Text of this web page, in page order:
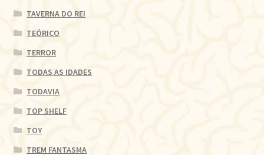
TAVERNA DO REI
TEÓRICO
TERROR
TODAS AS IDADES
TODAVIA
TOP SHELF
TOY
TREM FANTASMA